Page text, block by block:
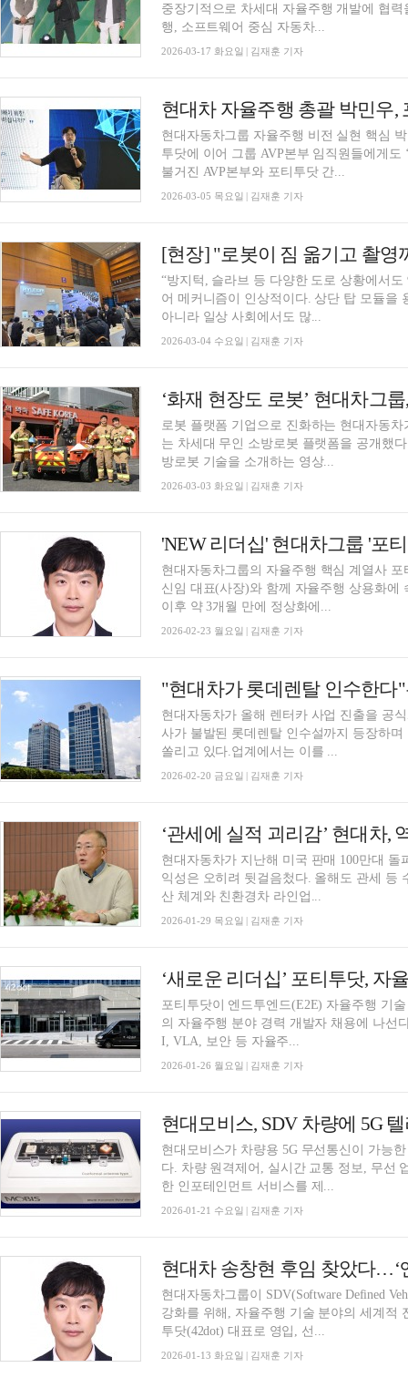
중장기적으로 차세대 자율주행 개발에 협
행, 소프트웨어 중심 자동차...
2026-03-17 화요일 | 김재훈 기자
현대자동차그룹 자율주행 비전 실현 핵심
투닷에 이어 그룹 AVP본부 임직원들에게
불거진 AVP본부와 포티투닷 간...
2026-03-05 목요일 | 김재훈 기자
“방지턱, 슬라브 등 다양한 도로 상황에서
어 메커니즘이 인상적이다. 상단 탑 모듈을
아니라 일상 사회에서도 많...
2026-03-04 수요일 | 김재훈 기자
로봇 플랫폼 기업으로 진화하는 현대자동
는 차세대 무인 소방로봇 플랫폼을 공개했
방로봇 기술을 소개하는 영상...
2026-03-03 화요일 | 김재훈 기자
'NEW 리더십' 현대차그룹 '포
현대자동차그룹의 자율주행 핵심 계열사
신임 대표(사장)와 함께 자율주행 상용화에
이후 약 3개월 만에 정상화에...
2026-02-23 월요일 | 김재훈 기자
"현대차가 롯데렌탈 인수한다
현대자동차가 올해 렌터카 사업 진출을 공
사가 불발된 롯데렌탈 인수설까지 등장하
쏠리고 있다.업계에서는 이를 ...
2026-02-20 금요일 | 김재훈 기자
현대자동차가 지난해 미국 판매 100만대
익성은 오히려 뒷걸음첬다. 올해도 관세 등
산 체계와 친환경차 라인업...
2026-01-29 목요일 | 김재훈 기자
‘새로운 리더십’ 포티투닷, 자
포티투닷이 엔드투엔드(E2E) 자율주행 기
의 자율주행 분야 경력 개발자 채용에 나선다. 포티투닷은 ML플랫폼, 인공지능(AI), 피
I, VLA, 보안 등 자율주...
2026-01-26 월요일 | 김재훈 기자
현대모비스, SDV 차량에 5G
현대모비스가 차량용 5G 무선통신이 가능
다. 차량 원격제어, 실시간 교통 정보, 무선
한 인포테인먼트 서비스를 제...
2026-01-21 수요일 | 김재훈 기자
현대자동차그룹이 SDV(Software Defined
강화를 위해, 자율주행 기술 분야의 세계적
투닷(42dot) 대표로 영입, 선...
2026-01-13 화요일 | 김재훈 기자